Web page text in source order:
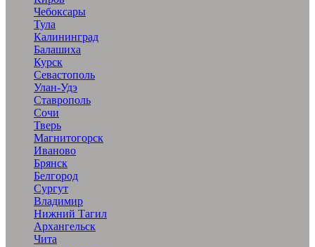
Чебоксары
Тула
Калининград
Балашиха
Курск
Севастополь
Улан-Удэ
Ставрополь
Сочи
Тверь
Магнитогорск
Иваново
Брянск
Белгород
Сургут
Владимир
Нижний Тагил
Архангельск
Чита